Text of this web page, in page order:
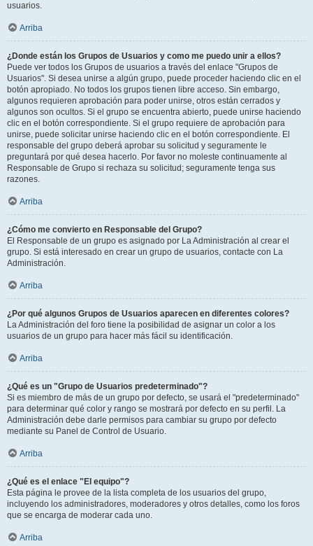
usuarios.
Arriba
¿Donde están los Grupos de Usuarios y como me puedo unir a ellos?
Puede ver todos los Grupos de usuarios a través del enlace "Grupos de
Usuarios". Si desea unirse a algún grupo, puede proceder haciendo clic en el
botón apropiado. No todos los grupos tienen libre acceso. Sin embargo,
algunos requieren aprobación para poder unirse, otros están cerrados y
algunos son ocultos. Si el grupo se encuentra abierto, puede unirse haciendo
clic en el botón correspondiente. Si el grupo requiere de aprobación para
unirse, puede solicitar unirse haciendo clic en el botón correspondiente. El
responsable del grupo deberá aprobar su solicitud y seguramente le
preguntará por qué desea hacerlo. Por favor no moleste continuamente al
Responsable de Grupo si rechaza su solicitud; seguramente tenga sus
razones.
Arriba
¿Cómo me convierto en Responsable del Grupo?
El Responsable de un grupo es asignado por La Administración al crear el
grupo. Si está interesado en crear un grupo de usuarios, contacte con La
Administración.
Arriba
¿Por qué algunos Grupos de Usuarios aparecen en diferentes colores?
La Administración del foro tiene la posibilidad de asignar un color a los
usuarios de un grupo para hacer más fácil su identificación.
Arriba
¿Qué es un "Grupo de Usuarios predeterminado"?
Si es miembro de más de un grupo por defecto, se usará el "predeterminado"
para determinar qué color y rango se mostrará por defecto en su perfil. La
Administración debe darle permisos para cambiar su grupo por defecto
mediante su Panel de Control de Usuario.
Arriba
¿Qué es el enlace "El equipo"?
Esta página le provee de la lista completa de los usuarios del grupo,
incluyendo los administradores, moderadores y otros detalles, como los foros
que se encarga de moderar cada uno.
Arriba